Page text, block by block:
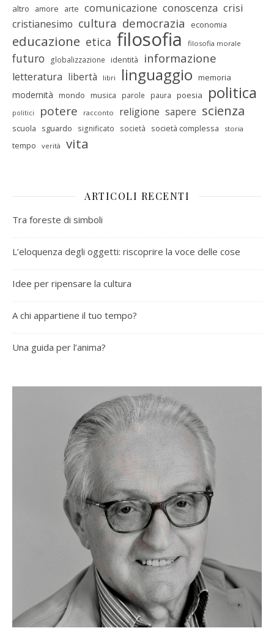
altro amore arte comunicazione conoscenza crisi
cristianesimo cultura democrazia economia
educazione etica filosofia filosofia morale
futuro globalizzazione identità informazione
letteratura libertà libri linguaggio memoria
modernità mondo musica parole paura poesia politica
politici potere racconto religione sapere scienza
scuola sguardo significato società società complessa storia
tempo verità vita
ARTICOLI RECENTI
Tra foreste di simboli
L’eloquenza degli oggetti: riscoprire la voce delle cose
Idee per ripensare la cultura
A chi appartiene il tuo tempo?
Una guida per l’anima?